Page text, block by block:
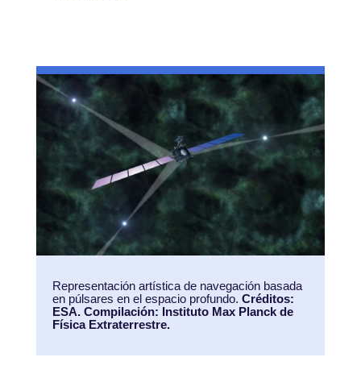
Representación artística de navegación basada
en púlsares en el espacio profundo. Créditos:
ESA. Compilación: Instituto Max Planck de
Física Extraterrestre.